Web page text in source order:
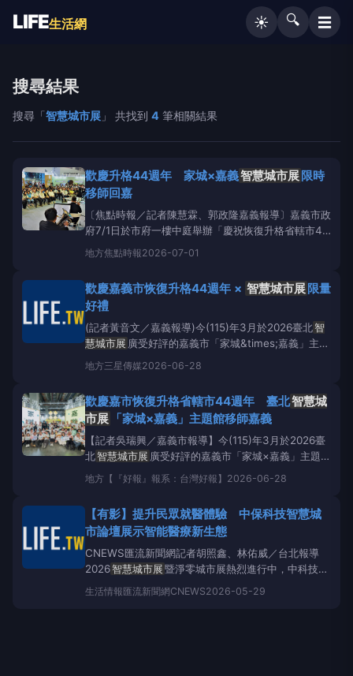
LIFE生活網 ☀️ 🔍 ☰
搜尋結果
搜尋「智慧城市展 」 共找到 4 筆相關結果
歡慶升格44週年 家城×嘉義智慧城市展限時
移師回嘉
〔焦點時報／記者陳慧霖、郭政隆嘉義報導〕嘉義市政
府7/1日於市府一樓中庭舉辦「慶祝恢復升格省轄市44
週年活動」，市長黃敏惠率領市府團隊，與總統府資政
張博雅、多位議員、里長及校園長共同出席，黃敏惠市
的先人致敬，黃市長並於現場宣布，市府將擴大國中小
免費營
地方焦點時報2026-07-01
歡慶嘉義市恢復升格44週年 × 智慧城市展限量
好禮
(記者黃音文／嘉義報導)今(115)年3月於2026臺北智
慧城市展 廣受好評的嘉義市「家城&times;嘉義」主題
館，配合嘉義市恢復升格省轄市44週年慶祝活動，將
於7月1日至7月5日移師嘉義市政府一樓中庭展出，免
大主題內容外，更由原本16個單位暨所屬機關擴
地方三星傳媒2026-06-28
歡慶嘉市恢復升格省轄市44週年 臺北智慧城
市展 「家城×嘉義」主題館移師嘉義
【記者吳瑞興／嘉義市報導】今(115)年3月於2026臺
北智慧城市展 廣受好評的嘉義市「家城×嘉義」主題
館，配合嘉義市恢復升格省轄市44週年慶祝活動，將
於7月1日至7月5日移師嘉義市政府一樓中庭展出，免
大主題內容外，更由原本16個單位暨所屬
地方 【『好報』報系：台灣好報】 2026-06-28
【有影】提升民眾就醫體驗 中保科技智慧城
市論壇展示智能醫療新生態
CNEWS匯流新聞網記者胡照鑫、林佑威／台北報導
2026智慧城市展暨淨零城市展熱烈進行中，中科技智
慧城市論壇邀請馬偕醫院生物科技醫學部主任陳冀寬，
以「智能醫療新生態：AI資訊鏈的構建與商機」為題，
生活情報匯流新聞網CNEWS2026-05-29